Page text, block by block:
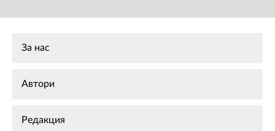
За нас
Автори
Редакция